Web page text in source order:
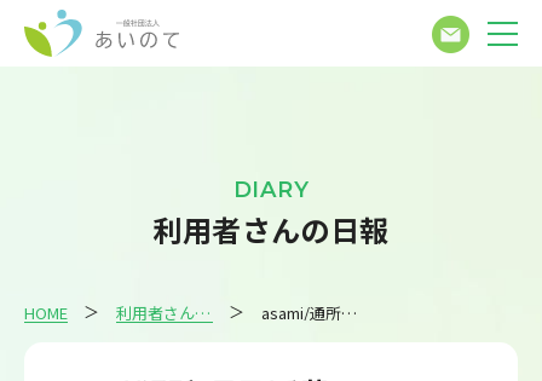
DIARY
利用者さんの日報
HOME 利用者さんの日報 asami/通所6日目/千葉のIT・Web・デザイン就労継続支援B型あいのてOne＆Only IT 日報